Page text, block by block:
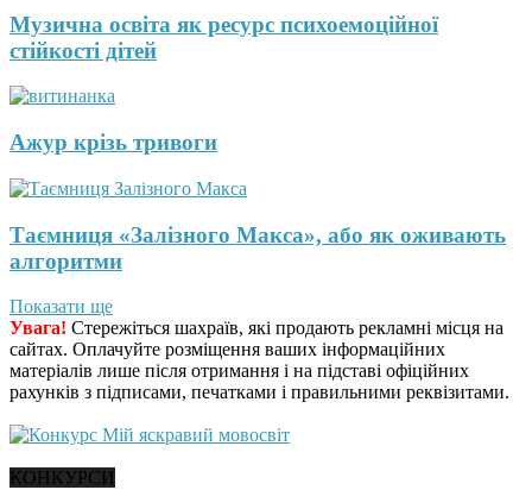
Музична освіта як ресурс психоемоційної
стійкості дітей
Ажур крізь тривоги
Таємниця «Залізного Макса», або як оживають
алгоритми
Показати ще
Увага! Стережіться шахраїв, які продають рекламні місця на
сайтах. Оплачуйте розміщення ваших інформаційних
матеріалів лише після отримання і на підставі офіційних
рахунків з підписами, печатками і правильними реквізитами.
КОНКУРСИ